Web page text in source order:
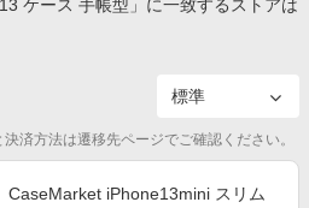
ケース 手帳型」に一致するストアは
済方法は遷移先ページでご確認ください。
CaseMarket iPhone13mini スリム